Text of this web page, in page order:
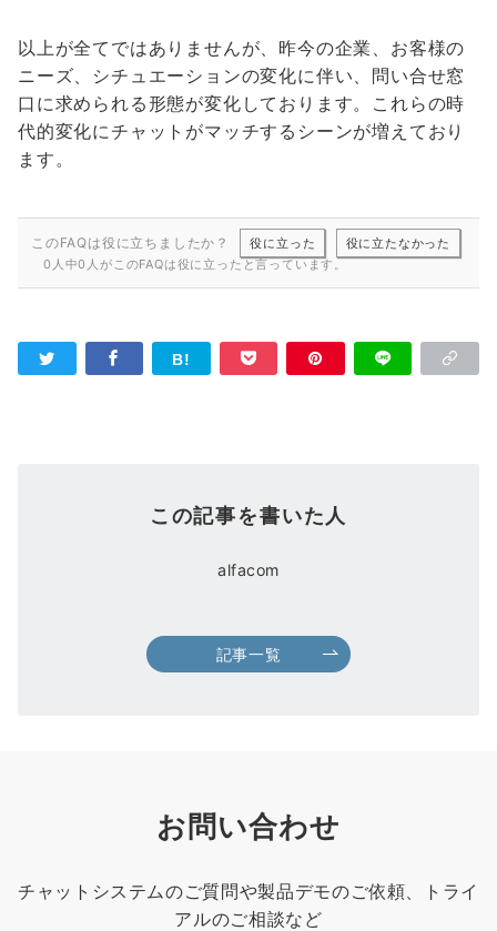
以上が全てではありませんが、昨今の企業、お客様の
ニーズ、シチュエーションの変化に伴い、問い合せ窓
口に求められる形態が変化しております。これらの時
代的変化にチャットがマッチするシーンが増えており
ます。
このFAQは役に立ちましたか？ 役に立った
役に立たなかった
0人中0人がこのFAQは役に立ったと言っています。
この記事を書いた人
alfacom
記事一覧
お問い合わせ
チャットシステムのご質問や製品デモのご依頼、トライ
アルのご相談など